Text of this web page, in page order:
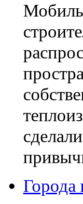
Города